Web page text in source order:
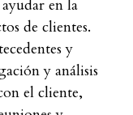
en la
de clientes.
y
y análisis
el cliente,